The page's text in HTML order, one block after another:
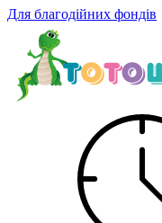
Для благодійних фондів